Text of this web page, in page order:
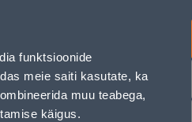
funktsioonide
meie saiti kasutate, ka
muu teabega,
käigus.Logi sisse